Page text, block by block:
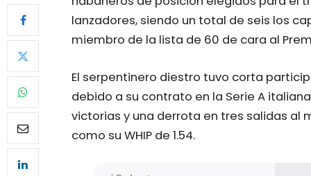
lanzadores, siendo un total de seis los
miembro de la lista de 60 de cara al
El serpentinero diestro tuvo corta
debido a su contrato en la Serie A
victorias y una derrota en tres salidas al
como su WHIP de 1.54.